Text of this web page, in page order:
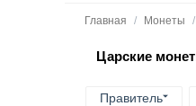
Главная / Монеты /
Царские
Правитель